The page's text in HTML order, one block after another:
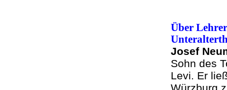
Über
Josef
Sohn des
Levi. Er